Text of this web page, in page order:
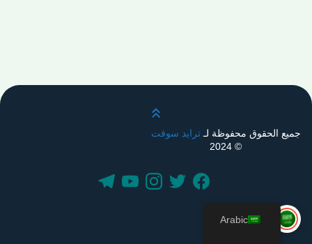
قم بالتمرير لأعلى
جميع الحقوق محفوظة لـترايد سوفت
© 2024
Arabic